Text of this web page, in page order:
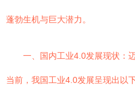
蓬勃生机与巨大潜力。
一、国内工业4.0发展现状：
当前，我国工业4.0发展呈现出以